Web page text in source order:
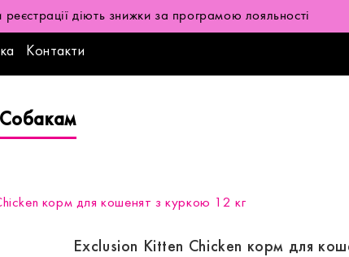
реєстрації діють знижки за програмою лояльності
Контакти
Собакам
корм для кошенят з куркою 12 кг
Exclusion Kitten Chicken корм для